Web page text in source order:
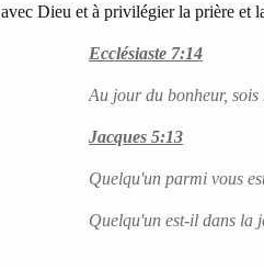
avec Dieu et à privilégier la prière et
Ecclésiaste 7:14
Au jour du bonheur,
Jacques 5:13
Quelqu'un parmi vous
Quelqu'un est-il dans la